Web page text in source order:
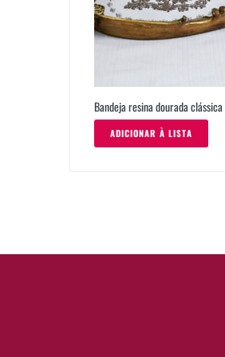
Bandeja resina dourada
ADICIONAR À LISTA